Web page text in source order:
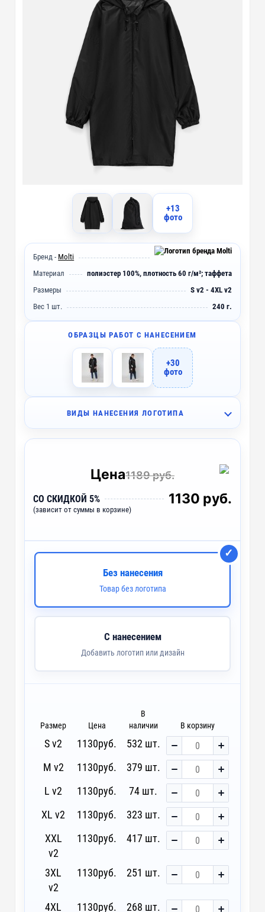
+13
фото
Бренд - Molti
Материал
полиэстер 100%, плотность 60 г/м²; таффета
Размеры
S v2 - 4XL v2
Вес 1 шт.
240 г.
ВИДЫ НАНЕСЕНИЯ ЛОГОТИПА
F2 - Флекс (1 цвет) ~ 4 дня
DTF-F - Печать DTF с эффектами (1 цвет)
D3 - Шелкография с трансфером (5 цветов) ~ 4 дня
custm - Лейблы и шильды
custm - Наконечники для шнурка
custm - Шнурок в капюшон (120 см)
ОБРАЗЦЫ РАБОТ С НАНЕСЕНИЕМ
+30
фото
Цена1189 руб.
СО СКИДКОЙ 5%
(зависит от суммы в корзине)
1130 руб.
Без нанесения
Товар без логотипа
С нанесением
Добавить логотип или дизайн
Размер Цена
В
наличии
В корзину
S v2 1130руб.
532 шт.
M v2
1130руб.
379 шт.
L v2
1130руб.
74 шт.
XL v2
1130руб.
323 шт.
XXL
v2
1130руб. 417 шт.
3XL
v2
1130руб. 251 шт.
4XL 1130руб. 268 шт.